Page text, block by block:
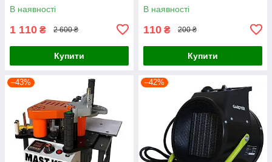
В наявності
1 110 ₴ 2 600 ₴
Купити
В наявності
110 ₴ 200 ₴
Купити
–43% –42%